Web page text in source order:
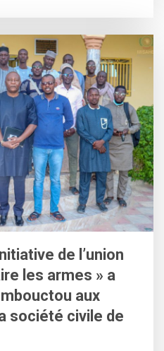
de l’union
les armes » a
aux
société civile de